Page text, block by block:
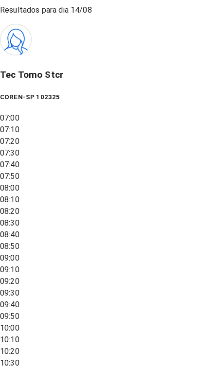
Resultados para dia 14/08
Tec Tomo Stcr
COREN-SP 102325
07:00
07:10
07:20
07:30
07:40
07:50
08:00
08:10
08:20
08:30
08:40
08:50
09:00
09:10
09:20
09:30
09:40
09:50
10:00
10:10
10:20
10:30